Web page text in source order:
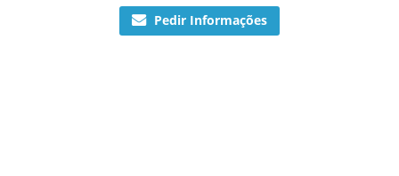
Pedir Informações